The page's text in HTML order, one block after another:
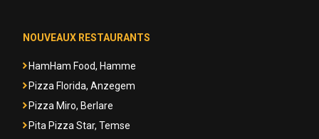
NOUVEAUX RESTAURANTS
HamHam Food, Hamme
Pizza Florida, Anzegem
Pizza Miro, Berlare
Pita Pizza Star, Temse